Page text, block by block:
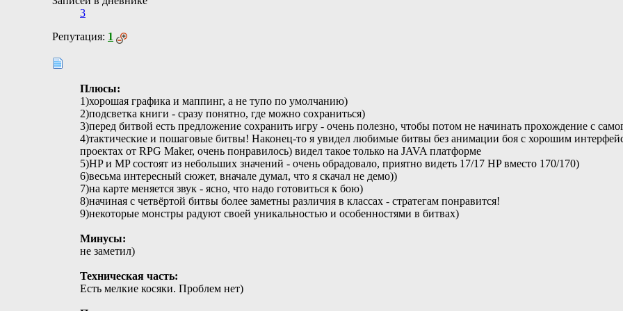
3
Репутация: 1
Плюсы:
1)хорошая графика и маппинг, а не тупо по умолчанию)
2)подсветка книги - сразу понятно, где можно сохраниться)
3)перед битвой есть предложение сохранить игру - очень полезно, чтобы потом не начинать прохождение с
4)тактические и пошаговые битвы! Наконец-то я увидел любимые битвы без анимации боя с хорошим
проектах от RPG Maker, очень понравилось) видел такое только на JAVA платформе
5)HP и MP состоят из небольших значений - очень обрадовало, приятно видеть 17/17 HP вместо 170/170)
6)весьма интересный сюжет, вначале думал, что я скачал не демо))
7)на карте меняется звук - ясно, что надо готовиться к бою)
8)начиная с четвёртой битвы более заметны различия в классах - стратегам понравится!
9)некоторые монстры радуют своей уникальностью и особенностями в битвах)
Минусы:
не заметил)
Техническая часть:
Есть мелкие косяки. Проблем нет)